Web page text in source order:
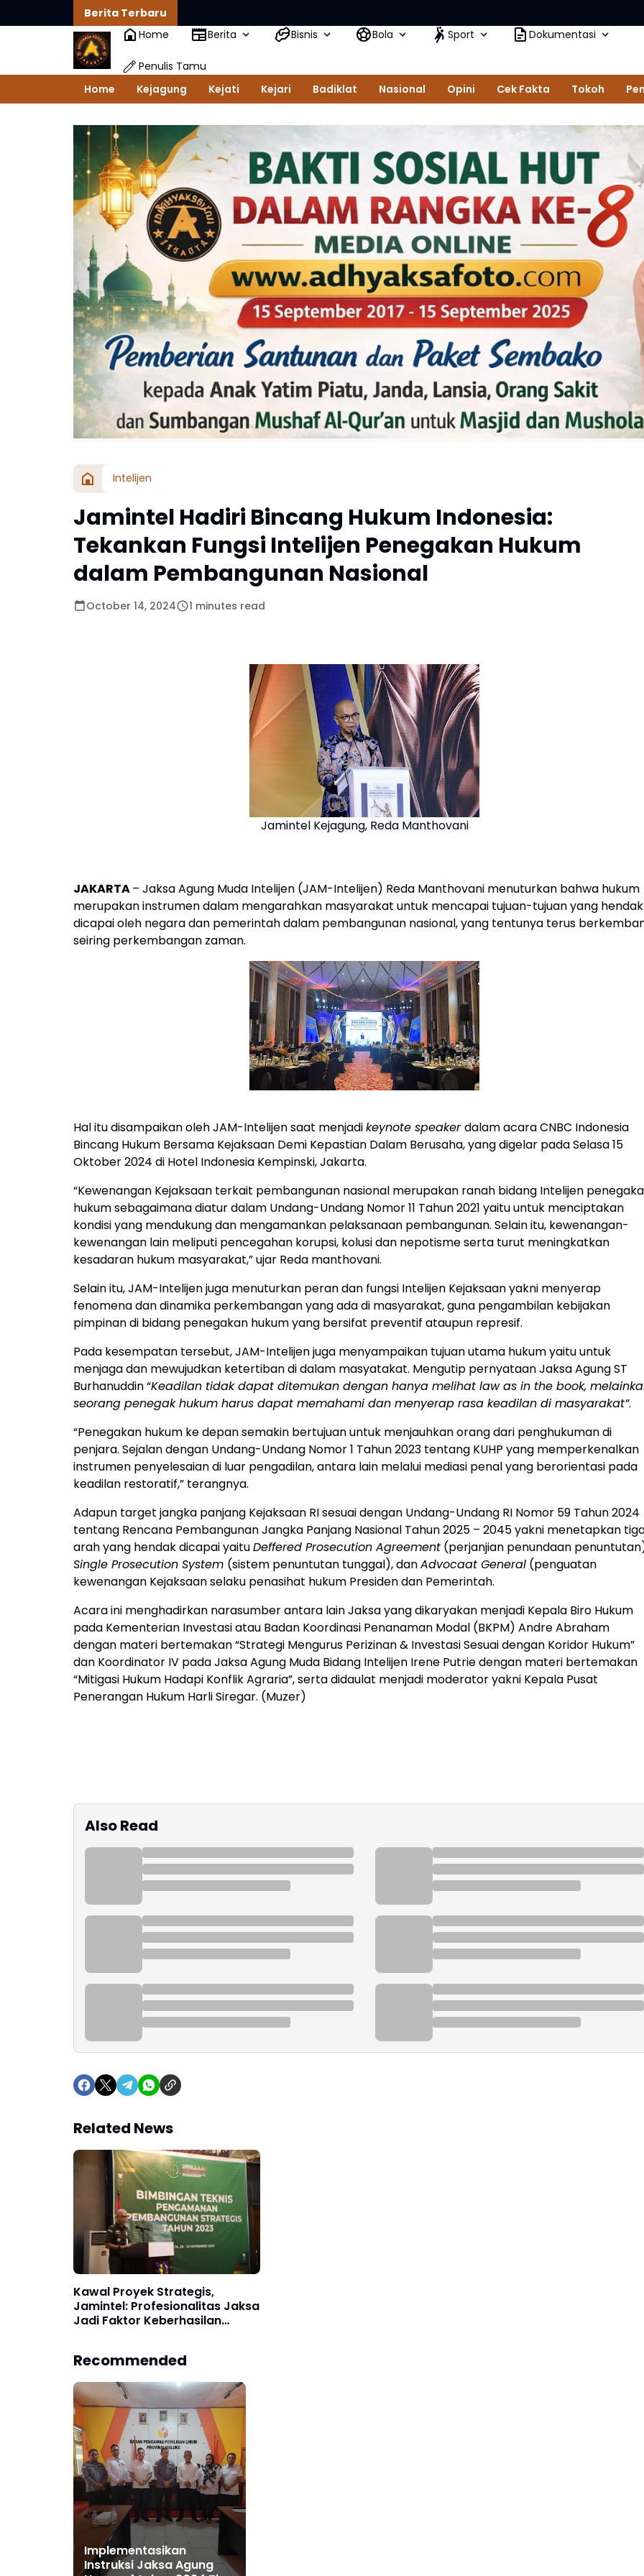
Berita Terbaru
Home
Berita Bisnis Bola Sport Dokumentasi
Penulis Tamu
Home
Kejagung Kejati Kejari Badiklat Nasional Opini Cek Fakta Tokoh
Intelijen
Jamintel Hadiri Bincang Hukum Indonesia:
Tekankan Fungsi Intelijen Penegakan Hukum
dalam Pembangunan Nasional
October 14, 2024 1 minutes read
Jamintel Kejagung, Reda Manthovani
JAKARTA– Jaksa Agung Muda Intelijen (JAM-Intelijen) Reda Manthovani menuturkan bahwa hukum
merupakan instrumen dalam mengarahkan masyarakat untuk mencapai tujuan-tujuan yang hendak
dicapai oleh negara dan pemerintah dalam pembangunan nasional, yang tentunya terus
seiring perkembangan zaman.
Hal itu disampaikan oleh JAM-Intelijen saat menjadikeynote speakerdalam acaraCNBC Indonesia
Bincang Hukum Bersama Kejaksaan Demi Kepastian Dalam Berusaha, yang digelar pada Selasa 15
Oktober 2024 di Hotel Indonesia Kempinski, Jakarta.
“Kewenangan Kejaksaan terkait pembangunan nasional merupakan ranah bidang Intelijen
hukum sebagaimana diatur dalam Undang-Undang Nomor 11 Tahun 2021 yaitu untuk menciptakan
kondisi yang mendukung dan mengamankan pelaksanaan pembangunan. Selain itu, kewenangan-
kewenangan lain meliputi pencegahan korupsi, kolusi dan nepotisme serta turut meningkatkan
kesadaran hukum masyarakat,” ujar Reda manthovani.
Selain itu, JAM-Intelijen juga menuturkan peran dan fungsi Intelijen Kejaksaan yakni menyerap
fenomena dan dinamika perkembangan yang ada di masyarakat, guna pengambilan kebijakan
pimpinan di bidang penegakan hukum yang bersifat preventif ataupun represif.
Pada kesempatan tersebut, JAM-Intelijen juga menyampaikan tujuan utama hukum yaitu untuk
menjaga dan mewujudkan ketertiban di dalam masyatakat. Mengutip pernyataan Jaksa Agung ST
Burhanuddin “Keadilan tidak dapat ditemukan dengan hanya melihat law as in the book,
seorang penegak hukum harus dapat memahami dan menyerap rasa keadilan di masyarakat”.
“Penegakan hukum ke depan semakin bertujuan untuk menjauhkan orang dari penghukuman di
penjara. Sejalan dengan Undang-Undang Nomor 1 Tahun 2023 tentang KUHP yang memperkenalkan
instrumen penyelesaian di luar pengadilan, antara lain melalui mediasi penal yang berorientasi pada
keadilan restoratif,” terangnya.
Adapun target jangka panjang Kejaksaan RI sesuai dengan Undang-Undang RI Nomor 59 Tahun 2024
tentang Rencana Pembangunan Jangka Panjang Nasional Tahun 2025 – 2045 yakni menetapkan
arah yang hendak dicapai yaituDeffered Prosecution Agreement (perjanjian penundaan
Single Prosecution System (sistem penuntutan tunggal), danAdvocaat General (penguatan
kewenangan Kejaksaan selaku penasihat hukum Presiden dan Pemerintah.
Acara ini menghadirkan narasumber antara lain Jaksa yang dikaryakan menjadi Kepala Biro Hukum
pada Kementerian Investasi atau Badan Koordinasi Penanaman Modal (BKPM) Andre Abraham
dengan materi bertemakan “Strategi Mengurus Perizinan & Investasi Sesuai dengan Koridor Hukum”
dan Koordinator IV pada Jaksa Agung Muda Bidang Intelijen Irene Putrie dengan materi bertemakan
“Mitigasi Hukum Hadapi Konflik Agraria”, serta didaulat menjadi moderator yakni Kepala Pusat
Penerangan Hukum Harli Siregar. (Muzer)
Also Read
Related News
Kawal Proyek Strategis,
Jamintel: Profesionalitas Jaksa
Jadi Faktor Keberhasilan
Recommended
Implementasikan
Instruksi Jaksa Agung